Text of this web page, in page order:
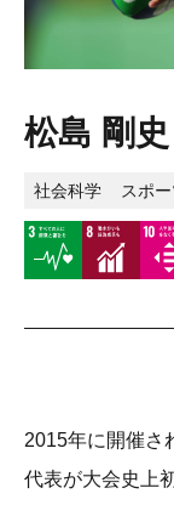
松島 剛史
社会科学 スポ
2015年に開催さ
代表が大会史上